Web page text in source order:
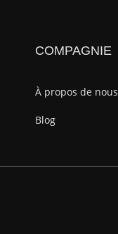
COMPAGNIE
À propos de nous
Blog